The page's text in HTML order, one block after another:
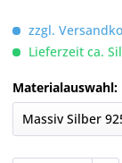
zzgl.
Lieferzeit ca.
Materialauswahl: